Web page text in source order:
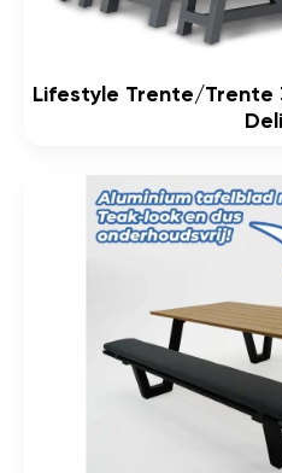
Lifestyle Trente/Trente